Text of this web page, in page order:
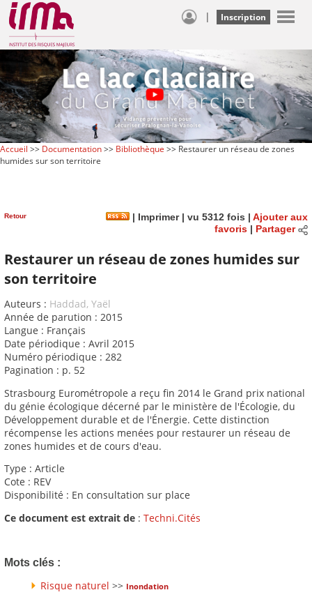
| Inscription
Accueil >> Documentation>> Bibliothèque >> Restaurer un réseau de zones
humides sur son territoire
Retour | Imprimer| vu 5312 fois | Ajouter aux
favoris| Partager
Restaurer un réseau de zones humides sur
son territoire
Auteurs : Haddad, Yaël
Année de parution : 2015
Langue : Français
Date périodique : Avril 2015
Numéro périodique : 282
Pagination : p. 52
Strasbourg Eurométropole a reçu fin 2014 le Grand prix national
du génie écologique décerné par le ministère de l'Écologie, du
Développement durable et de l'Énergie. Cette distinction
récompense les actions menées pour restaurer un réseau de
zones humides et de cours d'eau.
Type : Article
Cote : REV
Disponibilité : En consultation sur place
Ce document est extrait de : Techni.Cités
Mots clés :
Risque naturel >> Inondation